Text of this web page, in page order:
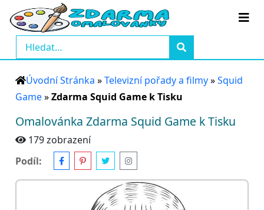
Úvodní Stránka »Televizní pořady a filmy»Squid
Game»Zdarma Squid Game k Tisku
Omalovánka Zdarma Squid Game k Tisku
179 zobrazení
Podíl: